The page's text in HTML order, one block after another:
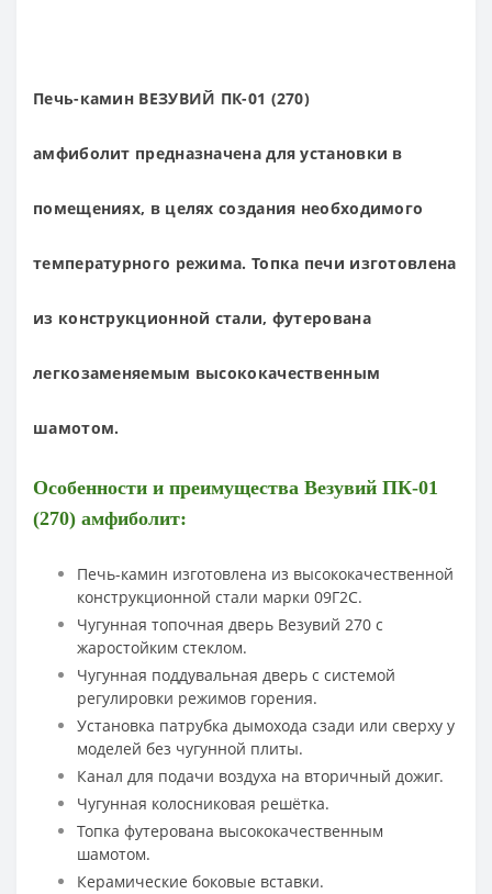
Печь-камин ВЕЗУВИЙ ПК-01 (270)
амфиболит предназначена для установки в
помещениях, в целях создания необходимого
температурного режима. Топка печи изготовлена
из конструкционной стали, футерована
легкозаменяемым высококачественным
шамотом.
Особенности и преимущества Везувий ПК-01
(270) амфиболит:
Печь-камин изготовлена из высококачественной
конструкционной стали марки 09Г2С.
Чугунная топочная дверь Везувий 270 с
жаростойким стеклом.
Чугунная поддувальная дверь с системой
регулировки режимов горения.
Установка патрубка дымохода сзади или сверху у
моделей без чугунной плиты.
Канал для подачи воздуха на вторичный дожиг.
Чугунная колосниковая решётка.
Топка футерована высококачественным
шамотом.
Керамические боковые вставки.